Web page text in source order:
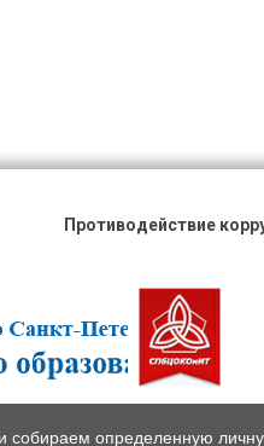
Противодействие
определенную